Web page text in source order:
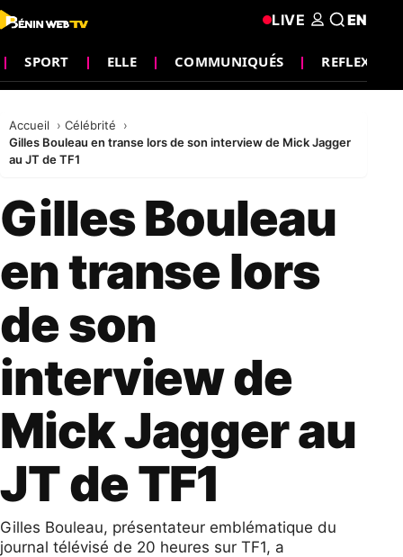
SPORT ELLE COMMUNIQUÉS REFLEXION
LIVE EN
Accueil
Célébrité
Gilles Bouleau en transe lors de son interview de Mick Jagger
au JT de TF1
Gilles Bouleau
en transe lors
de son
interview de
Mick Jagger au
JT de TF1
Gilles Bouleau, présentateur emblématique du
journal télévisé de 20 heures sur TF1, a